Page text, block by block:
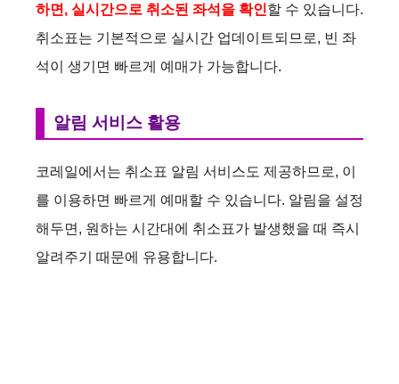
하면, 실시간으로 취소된 좌석을 확인할 수 있습니다.
취소표는 기본적으로 실시간 업데이트되므로, 빈 좌
석이 생기면 빠르게 예매가 가능합니다.
알림 서비스 활용
코레일에서는 취소표 알림 서비스도 제공하므로, 이
를 이용하면 빠르게 예매할 수 있습니다. 알림을 설정
해두면, 원하는 시간대에 취소표가 발생했을 때 즉시
알려주기 때문에 유용합니다.